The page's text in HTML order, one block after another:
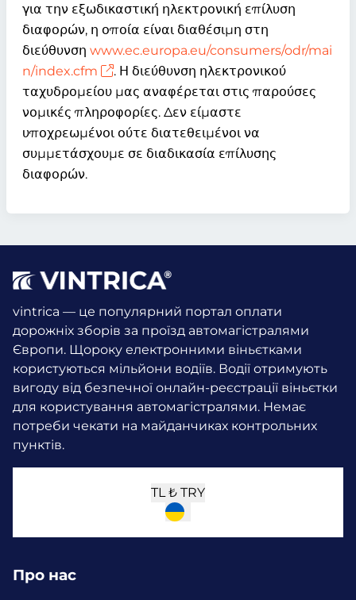
για την εξωδικαστική ηλεκτρονική επίλυση
διαφορών, η οποία είναι διαθέσιμη στη
διεύθυνση www.ec.europa.eu/consumers/odr/mai
n/index.cfm
. Η διεύθυνση ηλεκτρονικού
ταχυδρομείου μας αναφέρεται στις παρούσες
νομικές πληροφορίες. Δεν είμαστε
υποχρεωμένοι ούτε διατεθειμένοι να
συμμετάσχουμε σε διαδικασία επίλυσης
διαφορών.
vintrica — це популярний портал оплати
дорожніх зборів за проїзд автомагістралями
Європи. Щороку електронними віньєтками
користуються мільйони водіїв. Водії отримують
вигоду від безпечної онлайн-реєстрації віньєтки
для користування автомагістралями. Немає
потреби чекати на майданчиках контрольних
пунктів.
TL ₺ TRY
Про нас